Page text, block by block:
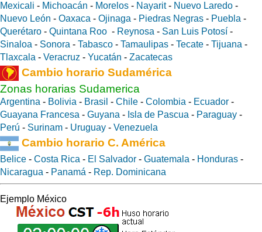
Mexicali - Michoacán - Morelos - Nayarit- Nuevo Laredo -
Nuevo León - Oaxaca - Ojinaga - Piedras Negras - Puebla -
Querétaro - Quintana Roo - Reynosa - San Luis Potosí -
Sinaloa - Sonora - Tabasco - Tamaulipas - Tecate - Tijuana -
Tlaxcala - Veracruz - Yucatán - Zacatecas
Cambio horario Sudamérica
Zonas horarias Sudamerica
Argentina - Bolivia - Brasil - Chile - Colombia - Ecuador -
Guayana Francesa - Guyana - Isla de Pascua - Paraguay -
Perú - Surinam - Uruguay - Venezuela
Cambio horario C. América
Belice - Costa Rica - El Salvador - Guatemala - Honduras -
Nicaragua - Panamá - Rep. Dominicana
Ejemplo México